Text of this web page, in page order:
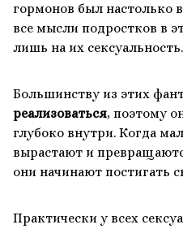
гормонов был настолько
все мысли подростков в
лишь на их сексуальность.
Большинству из этих
реализоваться, поэтому
глубоко внутри. Когда
вырастают и
они начинают постигать
Практически у всех